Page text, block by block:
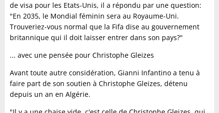
de visa pour les Etats-Unis, il a répondu par une question:
"En 2035, le Mondial féminin sera au Royaume-Uni.
Trouveriez-vous normal que la Fifa dise au gouvernement
britannique qui il doit laisser entrer dans son pays?"
... avec une pensée pour Christophe Gleizes
Avant toute autre considération, Gianni Infantino a tenu à
faire part de son soutien à Christophe Gleizes, détenu
depuis un an en Algérie.